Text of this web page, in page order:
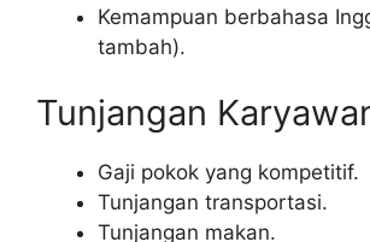
Kemampuan berbahasa
tambah).
Tunjangan
Gaji pokok yang kompetitif.
Tunjangan transportasi.
Tunjangan makan.